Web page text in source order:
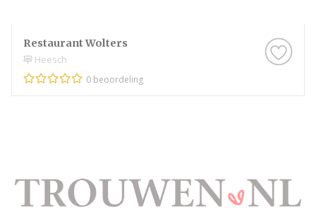
Restaurant Wolters
Heesch
0 beoordeling